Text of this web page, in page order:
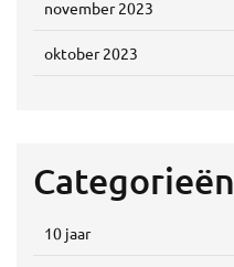
november 2023
oktober 2023
Categorieën
10 jaar